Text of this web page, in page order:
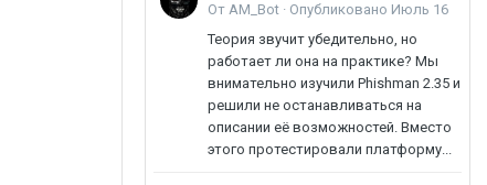
От AM_Bot · Опубликовано Июль 16
Теория звучит убедительно, но
работает ли она на практике? Мы
внимательно изучили Phishman 2.35 и
решили не останавливаться на
описании её возможностей. Вместо
этого протестировали платформу...